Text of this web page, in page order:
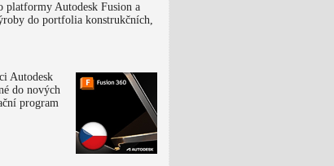
platformy Autodesk Fusion a
do portfolia konstrukčních,
Autodesk
do nových
program